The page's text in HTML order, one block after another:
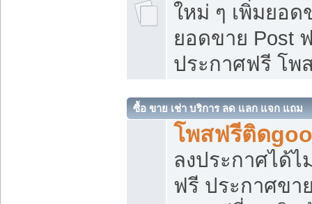
ใหม่ ๆ เพิ่มยอด
ยอดขาย Post
ประกาศฟรี โพ
ซื้อ ขาย เช่า บริการ ลด แลก แจก แถม
โพสฟรีติด
ลงประกาศได้
ฟรี ประกาศข